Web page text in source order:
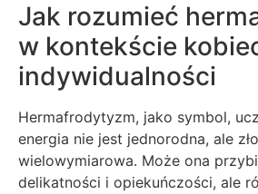
Jak rozumieć
w kontekście
indywidualności
Hermafrodytyzm, jako symbol,
energia nie jest jednorodna, ale
wielowymiarowa. Może ona
delikatności i opiekuńczości, ale